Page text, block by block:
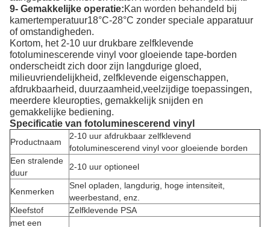
9- Gemakkelijke operatie:Kan worden behandeld bij
kamertemperatuur18°C-28°C zonder speciale apparatuur
of omstandigheden.
Kortom, het 2-10 uur drukbare zelfklevende
fotoluminescerende vinyl voor gloeiende tape-borden
onderscheidt zich door zijn langdurige gloed,
milieuvriendelijkheid, zelfklevende eigenschappen,
afdrukbaarheid, duurzaamheid,veelzijdige toepassingen,
meerdere kleuropties, gemakkelijk snijden en
gemakkelijke bediening.
Specificatie van fotoluminescerend vinyl
Productnaam
2-10 uur afdrukbaar zelfklevend
fotoluminescerend vinyl voor gloeiende borden
Een stralende
duur
2-10 uur optioneel
Kenmerken
Snel opladen, langdurig, hoge intensiteit,
weerbestand, enz.
Kleefstof
Zelfklevende PSA
met een